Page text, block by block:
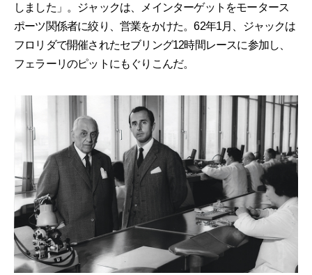
しました」。ジャックは、メインターゲットをモータース
ポーツ関係者に絞り、営業をかけた。62年1月、ジャックは
フロリダで開催されたセブリング12時間レースに参加し、
フェラーリのピットにもぐりこんだ。